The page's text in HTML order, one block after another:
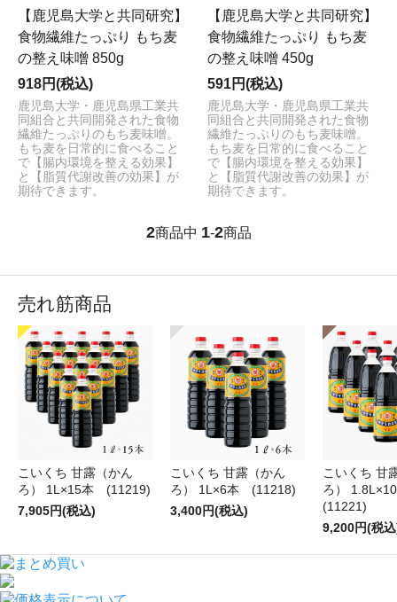
【鹿児島大学と共同研究】
食物繊維たっぷり もち麦
の整え味噌 850g
918円(税込)
鹿児島大学・鹿児島県工業共
同組合と共同開発された食物
繊維たっぷりのもち麦味噌。
もち麦を日常的に食べること
で【腸内環境を整える効果】
と【脂質代謝改善の効果】が
期待できます。
【鹿児島大学と共同研究】
食物繊維たっぷり もち麦
の整え味噌 450g
591円(税込)
鹿児島大学・鹿児島県工業共
同組合と共同開発された食物
繊維たっぷりのもち麦味噌。
もち麦を日常的に食べること
で【腸内環境を整える効果】
と【脂質代謝改善の効果】が
期待できます。
2商品中 1-2商品
売れ筋商品
こいくち 甘露（かん
ろ） 1L×15本 (11219)
7,905円(税込)
こいくち 甘露（かん
ろ） 1L×6本 (11218)
3,400円(税込)
こいくち 甘
ろ）
(11221)
9,200円(税